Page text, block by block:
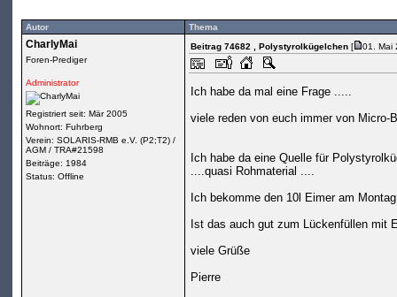
Autor Thema
CharlyMai
Foren-Prediger
Administrator
Registriert seit: Mär 2005
Wohnort: Fuhrberg
Verein: SOLARIS-RMB e.V. (P2;T2) /
AGM / TRA#21598
Beiträge: 1984
Status: Offline
Beitrag 74682 , Polystyrolkügelchen[ 01. Mai
Ich habe da mal eine Frage .....
viele reden von euch immer von
Ich habe da eine Quelle für
....quasi Rohmaterial ....
Ich bekomme den 10l Eimer am
Ist das auch gut zum Lückenfüllen mit
viele Grüße
Pierre